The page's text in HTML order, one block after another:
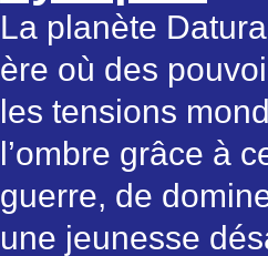
La planète
ère où des
les tensions
l’ombre grâce à
guerre, de
une jeunesse